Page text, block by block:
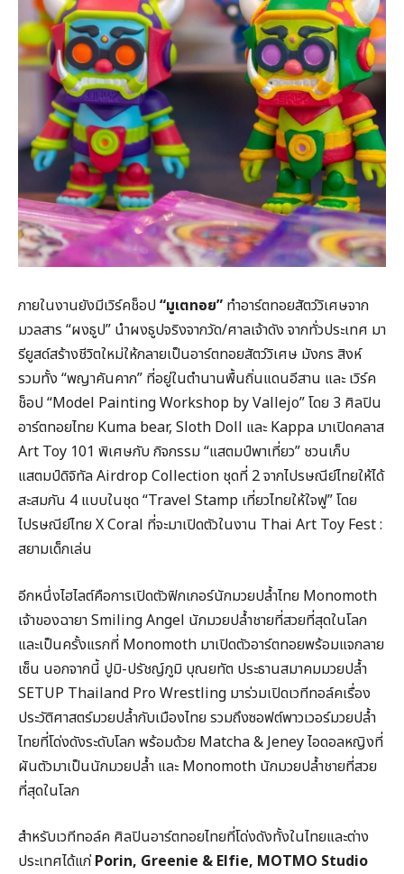
ภายในงานยังมีเวิร์คช็อป“มูเตทอย” ทำอาร์ตทอยสัตว์วิเศษจาก
มวลสาร “ผงธูป” นำผงธูปจริงจากวัด/ศาลเจ้าดัง จากทั่วประเทศ มา
รียูสด์สร้างชีวิตใหม่ให้กลายเป็นอาร์ตทอยสัตว์วิเศษ มังกร สิงห์
รวมทั้ง “พญาคันคาก” ที่อยู่ในตำนานพื้นถิ่นแดนอีสาน และ เวิร์ค
ช็อป “Model Painting Workshop by Vallejo” โดย 3 ศิลปิน
อาร์ตทอยไทย Kuma bear, Sloth Doll และ Kappa มาเปิดคลาส
Art Toy 101 พิเศษกับ กิจกรรม “แสตมป์พาเที่ยว” ชวนเก็บ
แสตมป์ดิจิทัล Airdrop Collection ชุดที่ 2 จากไปรษณีย์ไทยให้ได้
สะสมกัน 4 แบบในชุด “Travel Stamp เที่ยวไทยให้ใจฟู” โดย
ไปรษณีย์ไทย X Coral ที่จะมาเปิดตัวในงาน Thai Art Toy Fest :
สยามเด็กเล่น
อีกหนึ่งไฮไลต์คือการเปิดตัวฟิกเกอร์นักมวยปล้ำไทย Monomoth
เจ้าของฉายา Smiling Angel นักมวยปล้ำชายที่สวยที่สุดในโลก
และเป็นครั้งแรกที่ Monomoth มาเปิดตัวอาร์ตทอยพร้อมแจกลาย
เซ็น นอกจากนี้ ปูมิ-ปรัชญ์ภูมิ บุณยทัต ประธานสมาคมมวยปล้ำ
SETUP Thailand Pro Wrestling มาร่วมเปิดเวทีทอล์คเรื่อง
ประวัติศาสตร์มวยปล้ำกับเมืองไทย รวมถึงซอฟต์พาวเวอร์มวยปล้ำ
ไทยที่โด่งดังระดับโลก พร้อมด้วย Matcha & Jeney ไอดอลหญิงที่
ผันตัวมาเป็นนักมวยปล้ำ และ Monomoth นักมวยปล้ำชายที่สวย
ที่สุดในโลก
สำหรับเวทีทอล์ค ศิลปินอาร์ตทอยไทยที่โด่งดังทั้งในไทยและต่าง
ประเทศได้แก่Porin, Greenie & Elfie, MOTMO Studio